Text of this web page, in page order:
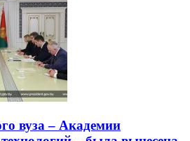
вуза – Академии